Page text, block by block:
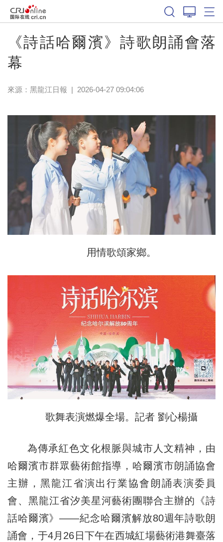
《詩話哈爾濱》詩歌朗誦會落
幕
來源： 黑龍江日報 | 2026-04-27 09:04:06
用情歌頌家鄉。
歌舞表演燃爆全場。記者 劉心楊攝
為傳承紅色文化根脈與城市人文精神，由
哈爾濱市群眾藝術館指導，哈爾濱市朗誦協會
主辦，黑龍江省演出行業協會朗誦表演委員
會、黑龍江省汐美星河藝術團聯合主辦的《詩
話哈爾濱》——紀念哈爾濱解放80週年詩歌朗
誦會，于4月26日下午在西城紅場藝術港舞臺落